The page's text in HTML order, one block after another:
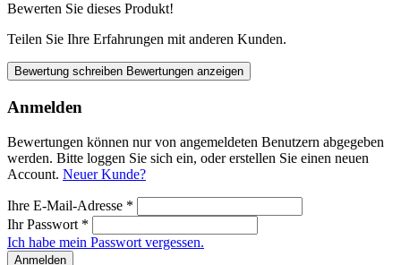
Bewerten Sie dieses Produkt!
Teilen Sie Ihre Erfahrungen mit anderen Kunden.
Bewertung schreiben Bewertungen anzeigen
Anmelden
Bewertungen können nur von angemeldeten Benutzern abgegeben
werden. Bitte loggen Sie sich ein, oder erstellen Sie einen neuen
Account. Neuer Kunde?
Ihre E-Mail-Adresse *
Ihr Passwort *
Ich habe mein Passwort vergessen.
Anmelden